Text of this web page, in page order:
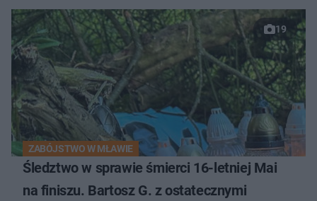
19
ZABÓJSTWO W MŁAWIE
Śledztwo w sprawie śmierci 16-letniej Mai
na finiszu. Bartosz G. z ostatecznymi